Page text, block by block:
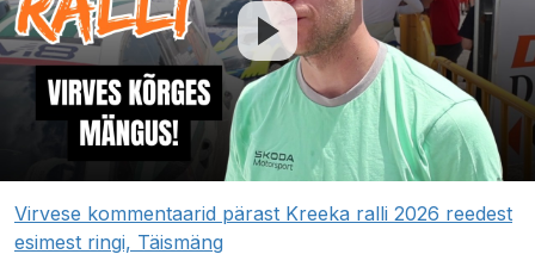
Virvese kommentaarid pärast Kreeka ralli 2026 reedest
esimest ringi, Täismäng